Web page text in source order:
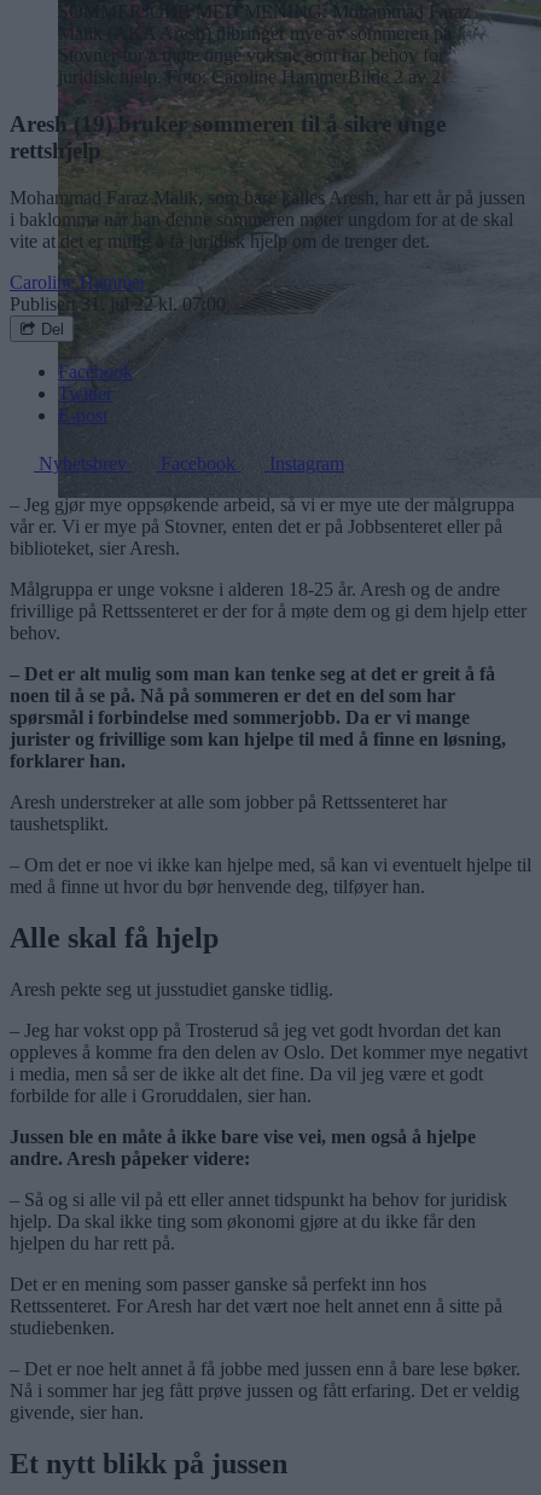
SOMMERJOBB MED MENING: Mohammad Faraz
Malik (AKA Aresh) tilbringer mye av sommeren på
Stovner for å møte unge voksne som har behov for
juridisk hjelp. Foto: Caroline HammerBilde 2 av 2
Aresh (19) bruker sommeren til å sikre unge
rettshjelp
Mohammad Faraz Malik, som bare kalles Aresh, har ett år på jussen
i baklomma når han denne sommeren møter ungdom for at de skal
vite at det er mulig å få juridisk hjelp om de trenger det.
Caroline Hammer
Publisert 31. jul 22 kl. 07:00
Del
Facebook
Twitter
E-post
Nyhetsbrev Facebook
Instagram
– Jeg gjør mye oppsøkende arbeid, så vi er mye ute der målgruppa
vår er. Vi er mye på Stovner, enten det er på Jobbsenteret eller på
biblioteket, sier Aresh.
Målgruppa er unge voksne i alderen 18-25 år. Aresh og de andre
frivillige på Rettssenteret er der for å møte dem og gi dem hjelp etter
behov.
– Det er alt mulig som man kan tenke seg at det er greit å få
noen til å se på. Nå på sommeren er det en del som har
spørsmål i forbindelse med sommerjobb. Da er vi mange
jurister og frivillige som kan hjelpe til med å finne en løsning,
forklarer han.
Aresh understreker at alle som jobber på Rettssenteret har
taushetsplikt.
– Om det er noe vi ikke kan hjelpe med, så kan vi eventuelt hjelpe til
med å finne ut hvor du bør henvende deg, tilføyer han.
Alle skal få hjelp
Aresh pekte seg ut jusstudiet ganske tidlig.
– Jeg har vokst opp på Trosterud så jeg vet godt hvordan det kan
oppleves å komme fra den delen av Oslo. Det kommer mye negativt
i media, men så ser de ikke alt det fine. Da vil jeg være et godt
forbilde for alle i Groruddalen, sier han.
Jussen ble en måte å ikke bare vise vei, men også å hjelpe
andre. Aresh påpeker videre:
– Så og si alle vil på ett eller annet tidspunkt ha behov for juridisk
hjelp. Da skal ikke ting som økonomi gjøre at du ikke får den
hjelpen du har rett på.
Det er en mening som passer ganske så perfekt inn hos
Rettssenteret. For Aresh har det vært noe helt annet enn å sitte på
studiebenken.
– Det er noe helt annet å få jobbe med jussen enn å bare lese bøker.
Nå i sommer har jeg fått prøve jussen og fått erfaring. Det er veldig
givende, sier han.
Et nytt blikk på jussen